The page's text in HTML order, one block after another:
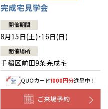
完成宅見学会
開催期間
8月15日(土)・16日(日)
開催場所
手稲区前田9条完成宅
QUOカード1000円分進呈中！
ご来場予約